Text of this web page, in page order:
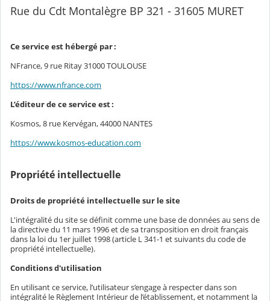
Rue du Cdt Montalègre BP 321 - 31605 MURET
Ce service est hébergé par :
NFrance, 9 rue Ritay 31000 TOULOUSE
https://www.nfrance.com
L’éditeur de ce service est :
Kosmos, 8 rue Kervégan, 44000 NANTES
https://www.kosmos-education.com
Propriété intellectuelle
Droits de propriété intellectuelle sur le site
L'intégralité du site se définit comme une base de données au sens de
la directive du 11 mars 1996 et de sa transposition en droit français
dans la loi du 1er juillet 1998 (article L 341-1 et suivants du code de
propriété intellectuelle).
Conditions d'utilisation
En utilisant ce service, l’utilisateur s’engage à respecter dans son
intégralité le Règlement Intérieur de l’établissement, et notamment la